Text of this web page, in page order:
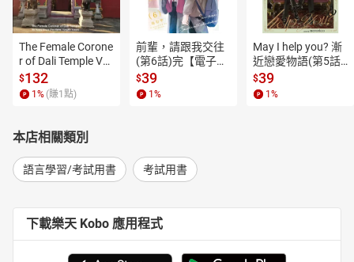
The Female Corone
r of Dali Temple Vo
l.6【有聲書】
$132
1 % (賺1 點)
前輩，請跟我交往
(第6話)完【電子
書】
$39
1 %
May I help you? 漸
近戀愛物語(第5話)
【電子書】
$39
1 %
本店相關類別
語言學習/考試用書 考試用書
下載樂天 Kobo 應用程式